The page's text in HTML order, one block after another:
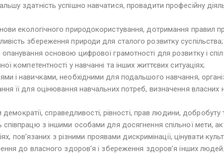
здатність успішно навчатися, провадити професійну
екологічного природокористування, дотримання правил
збереження природи для сталого розвитку суспільства;
основою цифрової грамотності для розвитку і
компетентності у навчанні та інших життєвих ситуаціях;
і навичками, необхідними для подальшого навчання,
її для оцінювання навчальних потреб, визначення власних
демократії, справедливості, рівності, прав людини,
з іншими особами для досягнення спільної мети,
пов’язаних з різними проявами дискримінації, цінувати
до власного здоров’я і збереження здоров’я інших